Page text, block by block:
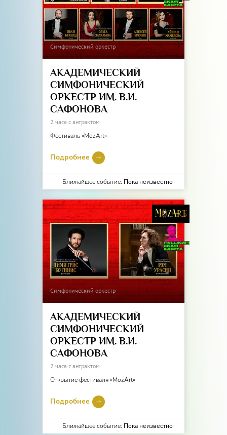
Симфонический оркестр
АКАДЕМИЧЕСКИЙ
СИМФОНИЧЕСКИЙ
ОРКЕСТР ИМ. В.И.
САФОНОВА
2 часа с антрактом
Фестиваль «MozArt»
Подробнее
Ближайшее событие: Пока неизвестно
Симфонический оркестр
АКАДЕМИЧЕСКИЙ
СИМФОНИЧЕСКИЙ
ОРКЕСТР ИМ. В.И.
САФОНОВА
2 часа с антрактом
Открытие фестиваля «MozArt»
Подробнее
Ближайшее событие: Пока неизвестно